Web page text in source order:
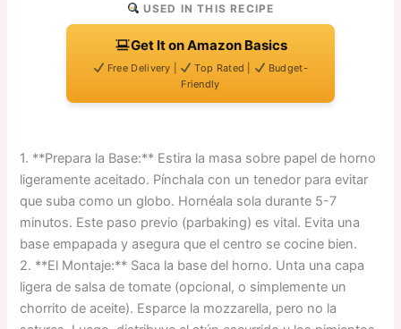
USED IN THIS RECIPE
Get It on Amazon Basics
Free Delivery | Top Rated |
Budget-
Friendly
1. **Prepara la Base:** Estira la masa sobre papel de horno
ligeramente aceitado. Pínchala con un tenedor para evitar
que suba como un globo. Hornéala sola durante 5-7
minutos. Este paso previo (parbaking) es vital. Evita una
base empapada y asegura que el centro se cocine bien.
2. **El Montaje:** Saca la base del horno. Unta una capa
ligera de salsa de tomate (opcional, o simplemente un
chorrito de aceite). Esparce la mozzarella, pero no la